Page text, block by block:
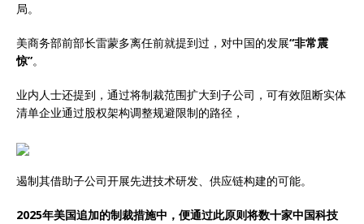
局。
美商务部前部长雷蒙多离任前就提到过，对中国的发展“非常震
惊”。
业内人士还提到，通过将制裁范围扩大到子公司，可有效阻断实体
清单企业通过股权架构调整规避限制的路径，
遏制其借助子公司开展先进技术研发、供应链构建的可能。
2025年美国追加的制裁措施中，便通过此原则将数十家中国科技